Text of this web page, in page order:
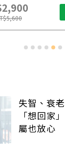
失智、衰
「想回家
屬也放心